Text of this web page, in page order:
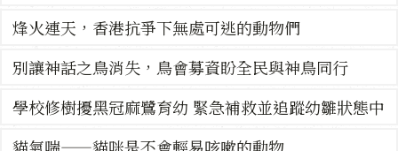
烽火連天，香港抗爭下無處可逃的動物們
別讓神話之鳥消失，鳥會募資盼全民與神鳥同行
學校修樹擾黑冠麻鷺育幼 緊急補救並追蹤幼雛狀態中